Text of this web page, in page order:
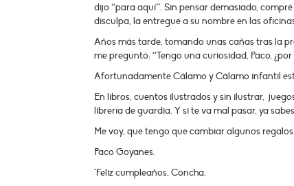
dijo “para aquí”. Sin pensar demasiado,
disculpa, la entregué a su nombre en las
Años más tarde, tomando unas cañas tras la
me preguntó: “Tengo una curiosidad, Paco,
Afortunadamente Cálamo y Cálamo infantil
En libros, cuentos ilustrados y sin ilustrar,
librería de guardia. Y si te va mal pasar, ya
Me voy, que tengo que cambiar algunos
Paco Goyanes.
*Feliz cumpleaños, Concha.